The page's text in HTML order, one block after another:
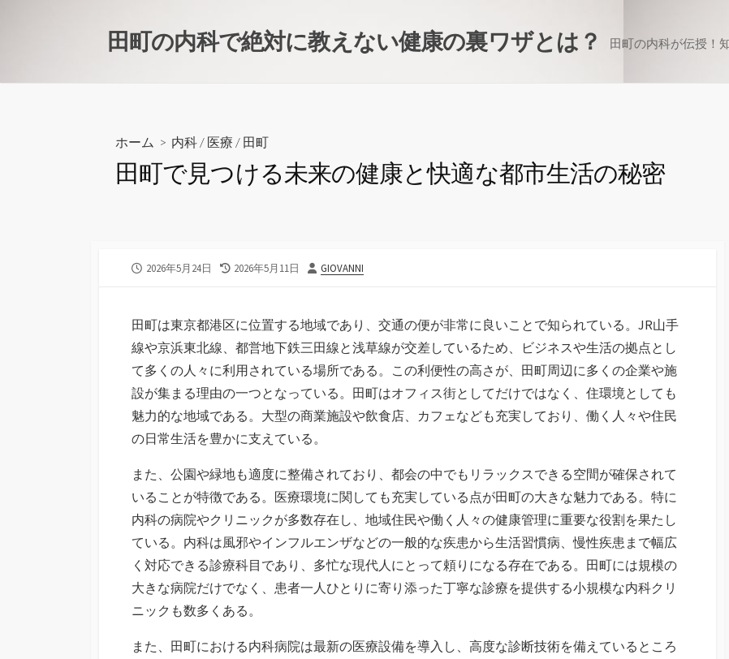
田町の内科で絶対に教えない健康の裏ワザとは？ 田町の内科が伝授！
ホーム > 内科 / 医療 / 田町
田町で見つける未来の健康と快適な都市生活の秘密
公
2026年5月24日
最
日
2026年5月11日
投
GIOVANNI
田町は東京都港区に位置する地域であり、交通の便が非常に良いことで知られている。 JR山手
線や京浜東北線、都営地下鉄三田線と浅草線が交差しているため、ビジネスや生活の拠点とし
て多くの人々に利用されている場所である。この利便性の高さが、田町周辺に多くの企業や施
設が集まる理由の一つとなっている。田町はオフィス街としてだけではなく、住環境としても
魅力的な地域である。大型の商業施設や飲食店、カフェなども充実しており、働く人々や住民
の日常生活を豊かに支えている。
また、公園や緑地も適度に整備されており、都会の中でもリラックスできる空間が確保されて
いることが特徴である。医療環境に関しても充実している点が田町の大きな魅力である。特に
内科の病院やクリニックが多数存在し、地域住民や働く人々の健康管理に重要な役割を果たし
ている。内科は風邪やインフルエンザなどの一般的な疾患から生活習慣病、慢性疾患まで幅広
く対応できる診療科目であり、多忙な現代人にとって頼りになる存在である。田町には規模の
大きな病院だけでなく、患者一人ひとりに寄り添った丁寧な診療を提供する小規模な内科クリ
ニックも数多くある。
また、田町における内科病院は最新の医療設備を導入し、高度な診断技術を備えているところ